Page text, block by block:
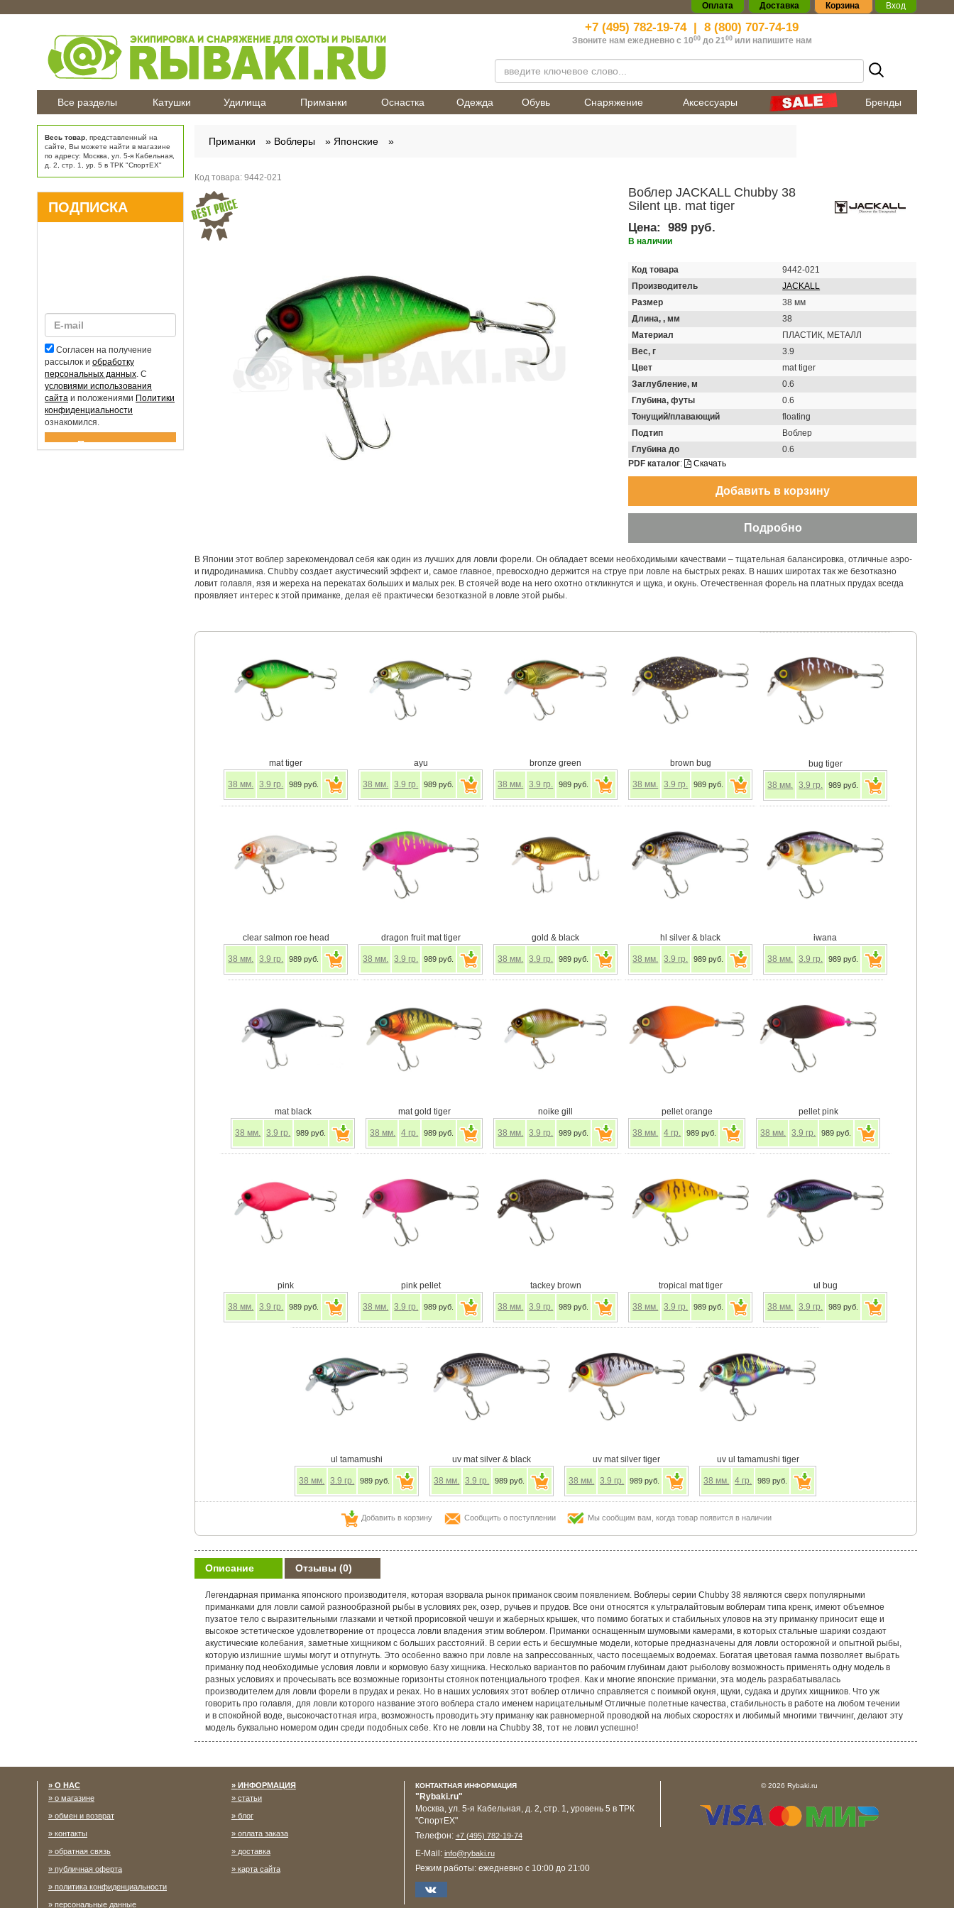
Оплата Доставка Корзина Вход
+7 (495) 782-19-74| 8 (800) 707-74-19
Звоните нам ежедневно с 1000до 2100 или напишите нам
Все разделы Катушки Удилища Приманки Оснастка Одежда Обувь Снаряжение Аксессуары Бренды
Приманки Воблеры Японские
Код товара: 9442-021
Воблер JACKALL Chubby 38
Silent цв. mat tiger
Цена: 989 руб.
В наличии
Код товара
9442-021
Производитель
JACKALL
Размер
38 мм
Длина, , мм
38
Материал
ПЛАСТИК, МЕТАЛЛ
Вес, г
3.9
Цвет
mat tiger
Заглубление, м
0.6
Глубина, футы
0.6
Тонущий/плавающий
floating
Подтип
Воблер
Глубина до
0.6
PDF каталог: Скачать
В Японии этот воблер зарекомендовал себя как один из лучших для ловли форели. Он обладает всеми необходимыми качествами – тщательная балансировка, отличные аэро-
и гидродинамика. Chubby создает акустический эффект и, самое главное, превосходно держится на струе при ловле на быстрых реках. В наших широтах так же безотказно
ловит голавля, язя и жереха на перекатах больших и малых рек. В стоячей воде на него охотно откликнутся и щука, и окунь. Отечественная форель на платных прудах всегда
проявляет интерес к этой приманке, делая её практически безотказной в ловле этой рыбы.
mat tiger
38 мм. 3.9 гр. 989 руб.
ayu
38 мм. 3.9 гр. 989 руб.
bronze green
38 мм. 3.9 гр. 989 руб.
brown bug
38 мм. 3.9 гр. 989 руб.
bug tiger
38 мм. 3.9 гр. 989 руб.
clear salmon roe head
38 мм. 3.9 гр. 989 руб.
dragon fruit mat tiger
38 мм. 3.9 гр. 989 руб.
gold & black
38 мм. 3.9 гр. 989 руб.
hl silver & black
38 мм. 3.9 гр. 989 руб.
iwana
38 мм. 3.9 гр. 989 руб.
mat black
38 мм. 3.9 гр. 989 руб.
mat gold tiger
38 мм. 4 гр. 989 руб.
noike gill
38 мм. 3.9 гр. 989 руб.
pellet orange
38 мм. 4 гр. 989 руб.
pellet pink
38 мм. 3.9 гр. 989 руб.
pink
38 мм. 3.9 гр. 989 руб.
pink pellet
38 мм. 3.9 гр. 989 руб.
tackey brown
38 мм. 3.9 гр. 989 руб.
tropical mat tiger
38 мм. 3.9 гр. 989 руб.
ul bug
38 мм. 3.9 гр. 989 руб.
ul tamamushi
38 мм. 3.9 гр. 989 руб.
uv mat silver & black
38 мм. 3.9 гр. 989 руб.
uv mat silver tiger
38 мм. 3.9 гр. 989 руб.
uv ul tamamushi tiger
38 мм. 4 гр. 989 руб.
Добавить в корзину Сообщить о поступлении Мы сообщим вам, когда товар появится в наличии
Описание Отзывы (0)
Легендарная приманка японского производителя, которая взорвала рынок приманок своим появлением. Воблеры серии Chubby 38 являются сверх популярными
приманками для ловли самой разнообразной рыбы в условиях рек, озер, ручьев и прудов. Все они относятся к ультралайтовым воблерам типа кренк, имеют объемное
пузатое тело с выразительными глазками и четкой прорисовкой чешуи и жаберных крышек, что помимо богатых и стабильных уловов на эту приманку приносит еще и
высокое эстетическое удовлетворение от процесса ловли владения этим воблером. Приманки оснащенным шумовыми камерами, в которых стальные шарики создают
акустические колебания, заметные хищником с больших расстояний. В серии есть и бесшумные модели, которые предназначены для ловли осторожной и опытной рыбы,
которую излишние шумы могут и отпугнуть. Это особенно важно при ловле на запрессованных, часто посещаемых водоемах. Богатая цветовая гамма позволяет выбрать
приманку под необходимые условия ловли и кормовую базу хищника. Несколько вариантов по рабочим глубинам дают рыболову возможность применять одну модель в
разных условиях и прочесывать все возможные горизонты стоянок потенциального трофея. Как и многие японские приманки, эта модель разрабатывалась
производителем для ловли форели в прудах и реках. Но в наших условиях этот воблер отлично справляется с поимкой окуня, щуки, судака и других хищников. Что уж
говорить про голавля, для ловли которого название этого воблера стало именем нарицательным! Отличные полетные качества, стабильность в работе на любом течении
и в спокойной воде, высокочастотная игра, возможность проводить эту приманку как равномерной проводкой на любых скоростях и любимый многими твиччинг, делают эту
модель буквально номером один среди подобных себе. Кто не ловли на Chubby 38, тот не ловил успешно!
Весь товар , представленный на
сайте, Вы можете найти в магазине
по адресу: Москва, ул. 5-я Кабельная,
д. 2, стр. 1, ур. 5 в ТРК "СпортЕХ"
ПОДПИСКА
Согласен на получение
рассылок и обработку
персональных данных. С
условиями использования
сайта и положениями Политики
конфиденциальности
ознакомился.
О НАС
о магазине
обмен и возврат
контакты
обратная связь
публичная оферта
политика конфиденциальности
персональные данные
ИНФОРМАЦИЯ
статьи
блог
оплата заказа
доставка
карта сайта
КОНТАКТНАЯ ИНФОРМАЦИЯ
"Rybaki.ru"
Москва ул. 5-я Кабельная, д. 2, стр. 1, уровень 5 в ТРК
"СпортЕХ"
Телефон: +7 (495) 782-19-74
E-Mail: info@rybaki.ru
Режим работы: ежедневно с 10:00 до 21:00
© 2026 Rybaki.ru